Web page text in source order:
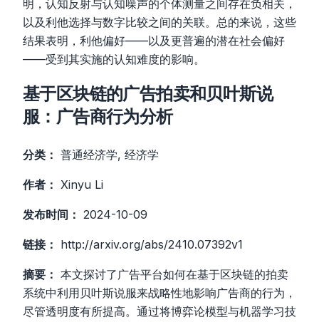
明，认知反射与认知噪声的个体测量之间存在负相关，
以及利他选择与数字比较之间的关联。总的来说，这些
结果表明，利他偏好——以及更普遍的潜在社会偏好
——受到其实施的认知难度的影响。
基于区块链的广告拍卖和贝叶斯说
服：广告商行为分析
分类： 普通经济学, 经济学
作者： Xinyu Li
发布时间： 2024-10-09
链接： http://arxiv.org/abs/2410.07392v1
摘要： 本文探讨了广告平台如何在基于区块链的拍卖
系统中利用贝叶斯说服来战略性地影响广告商的行为，
尽管透明度有所提高。通过将博弈论模型与机器学习技